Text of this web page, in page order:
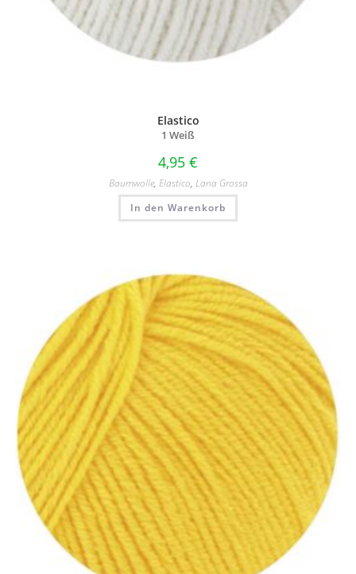
Elastico
1 Weiß
4,95 €
Baumwolle, Elastico, Lana Grossa
In den Warenkorb